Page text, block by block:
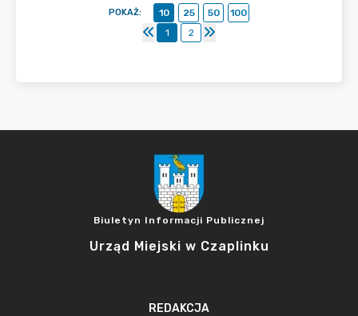
POKAŻ: 10 25 50
100
1
2
Biuletyn Informacji Publicznej
Urząd Miejski w Czaplinku
REDAKCJA